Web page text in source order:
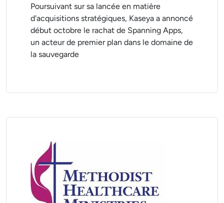
Poursuivant sur sa lancée en matière
d'acquisitions stratégiques, Kaseya a annoncé
début octobre le rachat de Spanning Apps,
un acteur de premier plan dans le domaine de
la sauvegarde